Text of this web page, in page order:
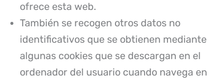
ofrece esta web.
También se recogen otros datos no
identificativos que se obtienen mediante
algunas cookies que se descargan en el
ordenador del usuario cuando navega en